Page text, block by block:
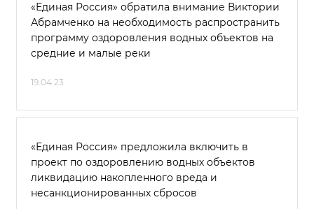
«Единая Россия» обратила внимание Виктории
Абрамченко на необходимость распространить
программу оздоровления водных объектов на
средние и малые реки
19.04.23
«Единая Россия» предложила включить в
проект по оздоровлению водных объектов
ликвидацию накопленного вреда и
несанкционированных сбросов